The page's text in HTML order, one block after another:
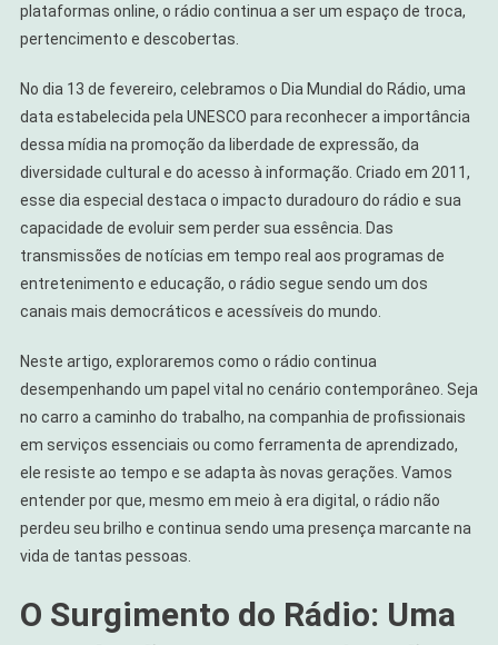
plataformas online, o rádio continua a ser um espaço de troca,
pertencimento e descobertas.
No dia 13 de fevereiro, celebramos o Dia Mundial do Rádio, uma
data estabelecida pela UNESCO para reconhecer a importância
dessa mídia na promoção da liberdade de expressão, da
diversidade cultural e do acesso à informação. Criado em 2011,
esse dia especial destaca o impacto duradouro do rádio e sua
capacidade de evoluir sem perder sua essência. Das
transmissões de notícias em tempo real aos programas de
entretenimento e educação, o rádio segue sendo um dos
canais mais democráticos e acessíveis do mundo.
Neste artigo, exploraremos como o rádio continua
desempenhando um papel vital no cenário contemporâneo. Seja
no carro a caminho do trabalho, na companhia de profissionais
em serviços essenciais ou como ferramenta de aprendizado,
ele resiste ao tempo e se adapta às novas gerações. Vamos
entender por que, mesmo em meio à era digital, o rádio não
perdeu seu brilho e continua sendo uma presença marcante na
vida de tantas pessoas.
O Surgimento do Rádio: Uma